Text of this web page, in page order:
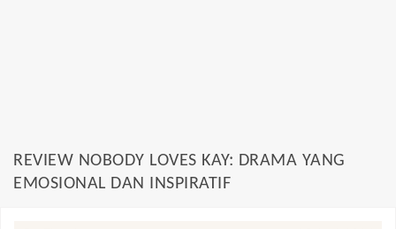
REVIEW NOBODY LOVES KAY: DRAMA YANG
EMOSIONAL DAN INSPIRATIF